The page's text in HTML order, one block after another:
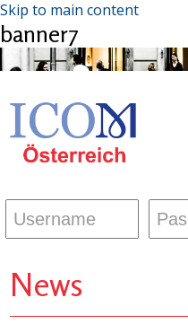
Skip to main content
banner7
News